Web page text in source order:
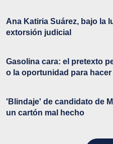
Ana Katiria Suárez, bajo la
extorsión judicial
Gasolina cara: el pretexto
o la oportunidad para
'Blindaje' de candidato de
un cartón mal hecho